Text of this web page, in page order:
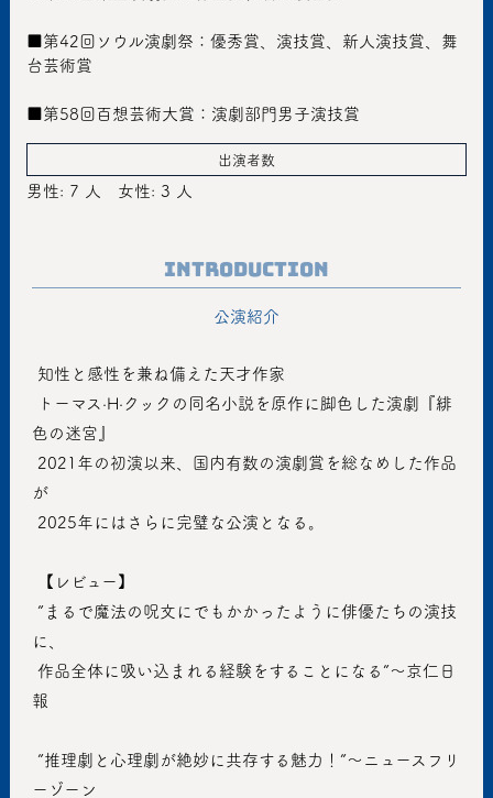
■第42回ソウル演劇祭：優秀賞、演技賞、新人演技賞、舞
台芸術賞
■第58回百想芸術大賞：演劇部門男子演技賞
出演者数
男性: 7 人 女性: 3 人
Introduction
公演紹介
知性と感性を兼ね備えた天才作家
色の迷宮』
が
2025年にはさらに完璧な公演となる。
【レビュー】
に、
報
ーゾーン